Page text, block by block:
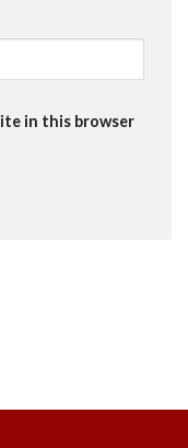
in this browser